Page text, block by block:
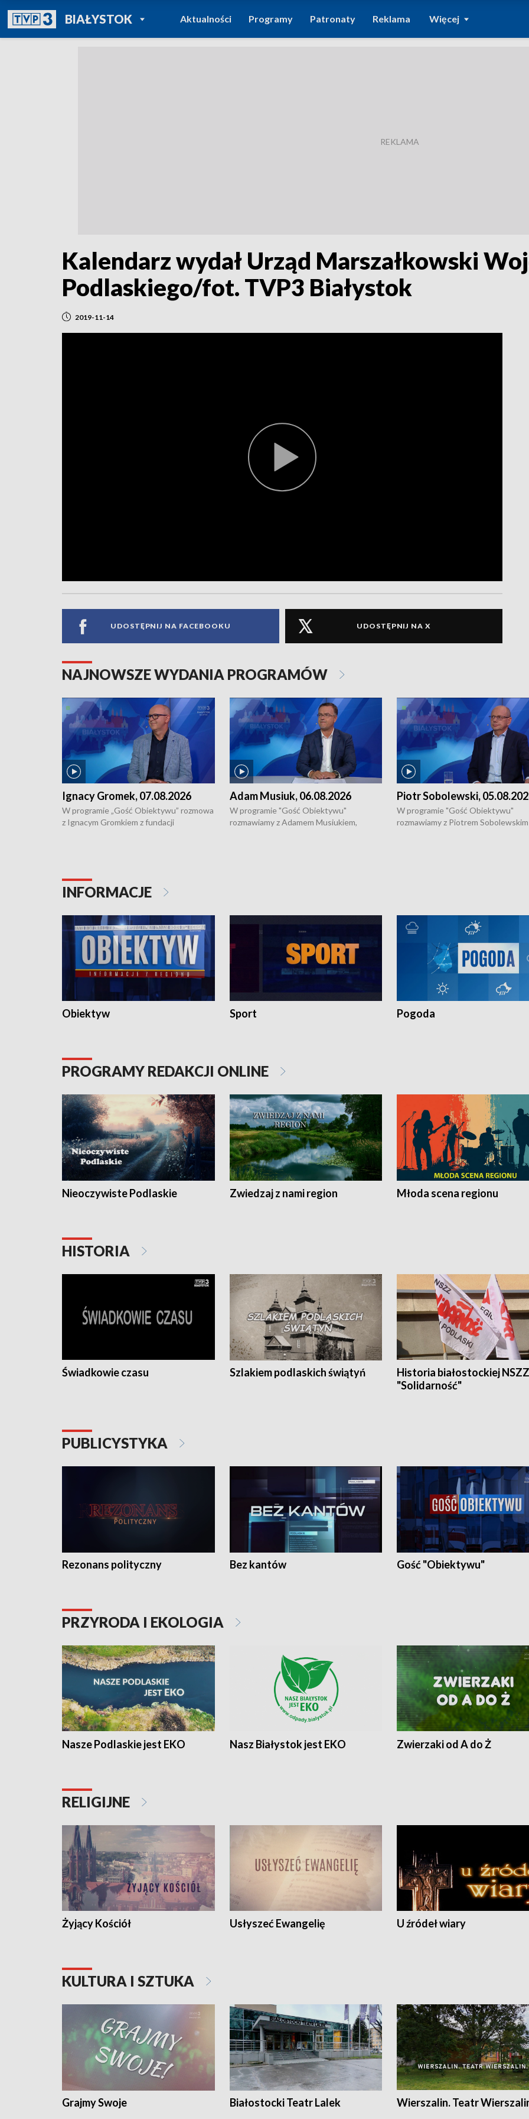
BIAŁYSTOKPOWRÓT DO
TVP REGIONY
Aktualności Programy Patronaty Reklama Więcej
Kalendarz wydał Urząd Marszałkowski
Podlaskiego/fot. TVP3 Białystok
2019-11-14
UDOSTĘPNIJ NA FACEBOOKU UDOSTĘPNIJ NA X
NAJNOWSZE WYDANIA PROGRAMÓW
Ignacy Gromek, 07.08.2026
W programie „Gość Obiektywu” rozmowa
z Ignacym Gromkiem z fundacji
Adam Musiuk, 06.08.2026
W programie "Gość Obiektywu"
rozmawiamy z Adamem Musiukiem,
Piotr Sobolewski,
W programie "Gość Obiektywu"
rozmawiamy z Piotrem
INFORMACJE
Obiektyw Sport Pogoda
PROGRAMY REDAKCJI ONLINE
Nieoczywiste Podlaskie Zwiedzaj z nami region Młoda scena regionu
HISTORIA
Świadkowie czasu Szlakiem podlaskich świątyń
Historia białostockiej NSZZ
"Solidarność"
PUBLICYSTYKA
Rezonans polityczny Bez kantów Gość "Obiektywu"
PRZYRODA I EKOLOGIA
Nasze Podlaskie jest EKO Nasz Białystok jest EKO Zwierzaki od A do Ż
RELIGIJNE
Żyjący Kościół Usłyszeć Ewangelię U źródeł wiary
KULTURA I SZTUKA
Grajmy Swoje Białostocki Teatr Lalek Wierszalin. Teatr